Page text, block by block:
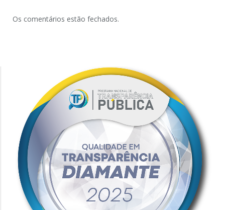
Os comentários estão fechados.